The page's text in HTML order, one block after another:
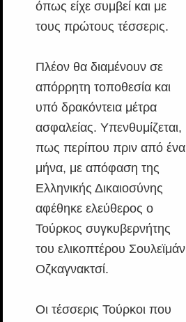
όπως είχε συμβεί και με
τους πρώτους τέσσερις.
Πλέον θα διαμένουν σε
απόρρητη τοποθεσία και
υπό δρακόντεια μέτρα
ασφαλείας. Υπενθυμίζεται,
πως περίπου πριν από ένα
μήνα, με απόφαση της
Ελληνικής Δικαιοσύνης
αφέθηκε ελεύθερος ο
Τούρκος συγκυβερνήτης
του ελικοπτέρου Σουλεϊμάν
Οζκαγνακτσί.
Οι τέσσερις Τούρκοι που